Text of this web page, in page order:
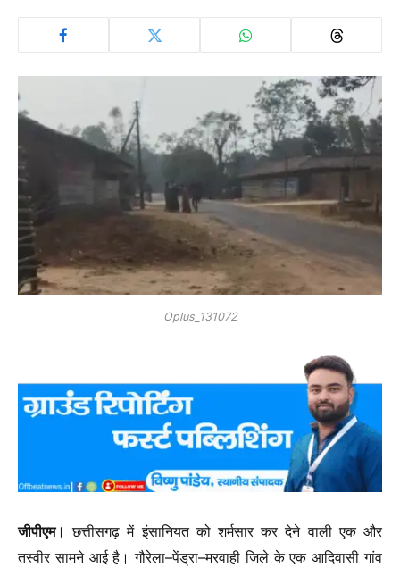
Oplus_131072
जीपीएम। छत्तीसगढ़ में इंसानियत को शर्मसार कर देने वाली एक और
तस्वीर सामने आई है। गौरेला–पेंड्रा–मरवाही जिले के एक आदिवासी गांव